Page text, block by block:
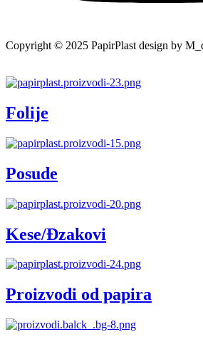
Copyright © 2025 PapirPlast design by
Folije
Posude
Kese/Đzakovi
Proizvodi od papira